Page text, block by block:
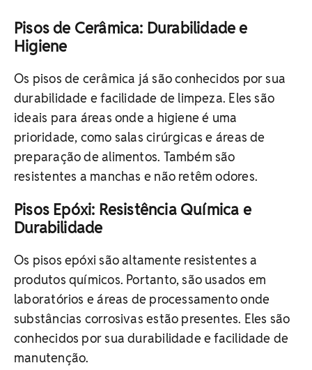
Pisos de Cerâmica: Durabilidade e
Higiene
Os pisos de cerâmica já são conhecidos por sua
durabilidade e facilidade de limpeza. Eles são
ideais para áreas onde a higiene é uma
prioridade, como salas cirúrgicas e áreas de
preparação de alimentos. Também são
resistentes a manchas e não retêm odores.
Pisos Epóxi: Resistência Química e
Durabilidade
Os pisos epóxi são altamente resistentes a
produtos químicos. Portanto, são usados em
laboratórios e áreas de processamento onde
substâncias corrosivas estão presentes. Eles são
conhecidos por sua durabilidade e facilidade de
manutenção.